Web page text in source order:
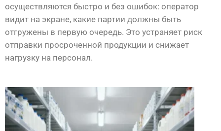
осуществляются быстро и без ошибок: оператор
видит на экране, какие партии должны быть
отгружены в первую очередь. Это устраняет риск
отправки просроченной продукции и снижает
нагрузку на персонал.